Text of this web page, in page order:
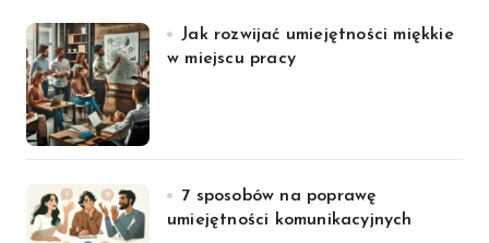
Jak rozwijać umiejętności miękkie
w miejscu pracy
7 sposobów na poprawę
umiejętności komunikacyjnych